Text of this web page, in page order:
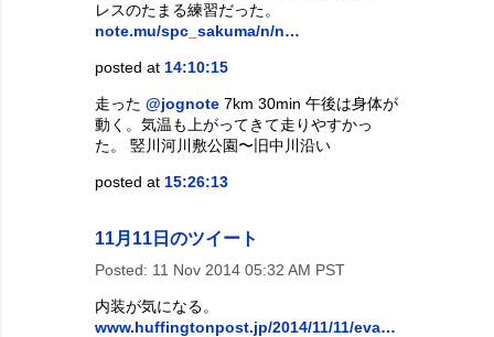
レスのたまる練習だった。
note.mu/spc_sakuma/n/n…
posted at 14:10:15
走った @jognote 7km 30min 午後は身体が
動く。気温も上がってきて走りやすかっ
た。 竪川河川敷公園〜旧中川沿い
posted at 15:26:13
11月11日のツイート
Posted: 11 Nov 2014 05:32 AM PST
内装が気になる。
www.huffingtonpost.jp/2014/11/11/eva…